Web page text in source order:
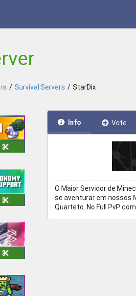
/ Survival Servers / StarDix
Info Vote
O Maior Servidor de
se aventurar em nossos
Quarteto. No Full PvP